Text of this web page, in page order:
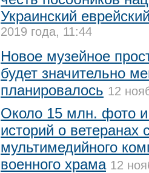
Украинский
2019 года, 11:44
Новое музейное
будет значительно
планировалось 12
Около 15 млн. фото
историй о ветеранах
мультимедийного
военного храма 12